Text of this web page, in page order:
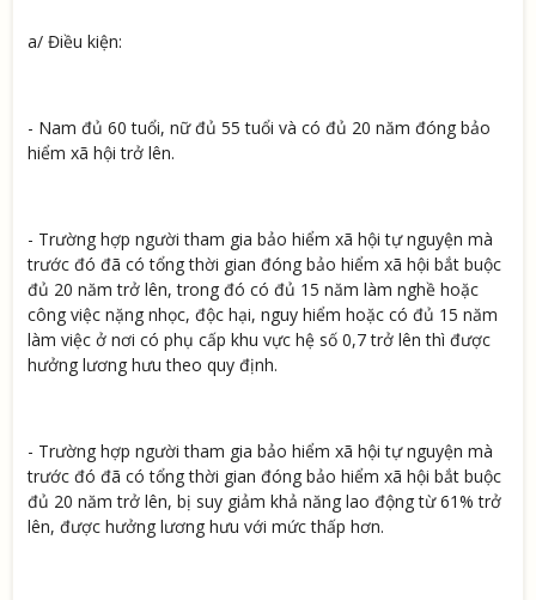
a/ Điều kiện:
- Nam đủ 60 tuổi, nữ đủ 55 tuổi và có đủ 20 năm đóng bảo
hiểm xã hội trở lên.
- Trường hợp người tham gia bảo hiểm xã hội tự nguyện mà
trước đó đã có tổng thời gian đóng bảo hiểm xã hội bắt buộc
đủ 20 năm trở lên, trong đó có đủ 15 năm làm nghề hoặc
công việc nặng nhọc, độc hại, nguy hiểm hoặc có đủ 15 năm
làm việc ở nơi có phụ cấp khu vực hệ số 0,7 trở lên thì được
hưởng lương hưu theo quy định.
- Trường hợp người tham gia bảo hiểm xã hội tự nguyện mà
trước đó đã có tổng thời gian đóng bảo hiểm xã hội bắt buộc
đủ 20 năm trở lên, bị suy giảm khả năng lao động từ 61% trở
lên, được hưởng lương hưu với mức thấp hơn.